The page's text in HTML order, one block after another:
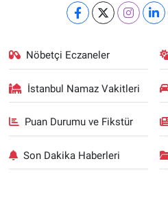
Nöbetçi Eczaneler
İstanbul Namaz Vakitleri
Puan Durumu ve Fikstür
Son Dakika Haberleri